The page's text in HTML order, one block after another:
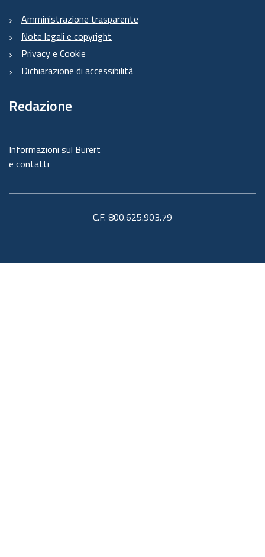
Amministrazione trasparente
Note legali e copyright
Privacy e Cookie
Dichiarazione di accessibilità
Redazione
Informazioni sul Burert
e contatti
C.F. 800.625.903.79